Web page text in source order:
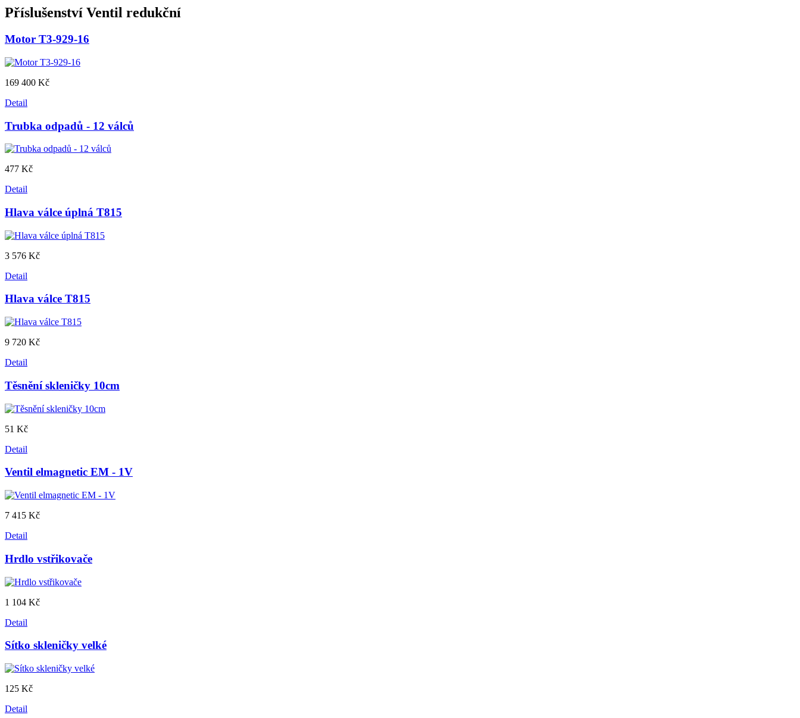
Příslušenství Ventil redukční
Motor T3-929-16
169 400 Kč
Detail
Trubka odpadů - 12 válců
477 Kč
Detail
Hlava válce úplná T815
3 576 Kč
Detail
Hlava válce T815
9 720 Kč
Detail
Těsnění skleničky 10cm
51 Kč
Detail
Ventil elmagnetic EM - 1V
7 415 Kč
Detail
Hrdlo vstřikovače
1 104 Kč
Detail
Sítko skleničky velké
125 Kč
Detail